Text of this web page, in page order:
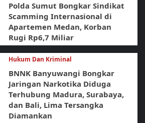
Polda Sumut Bongkar Sindikat
Scamming Internasional di
Apartemen Medan, Korban
Rugi Rp6,7 Miliar
Hukum Dan Kriminal
BNNK Banyuwangi Bongkar
Jaringan Narkotika Diduga
Terhubung Madura, Surabaya,
dan Bali, Lima Tersangka
Diamankan